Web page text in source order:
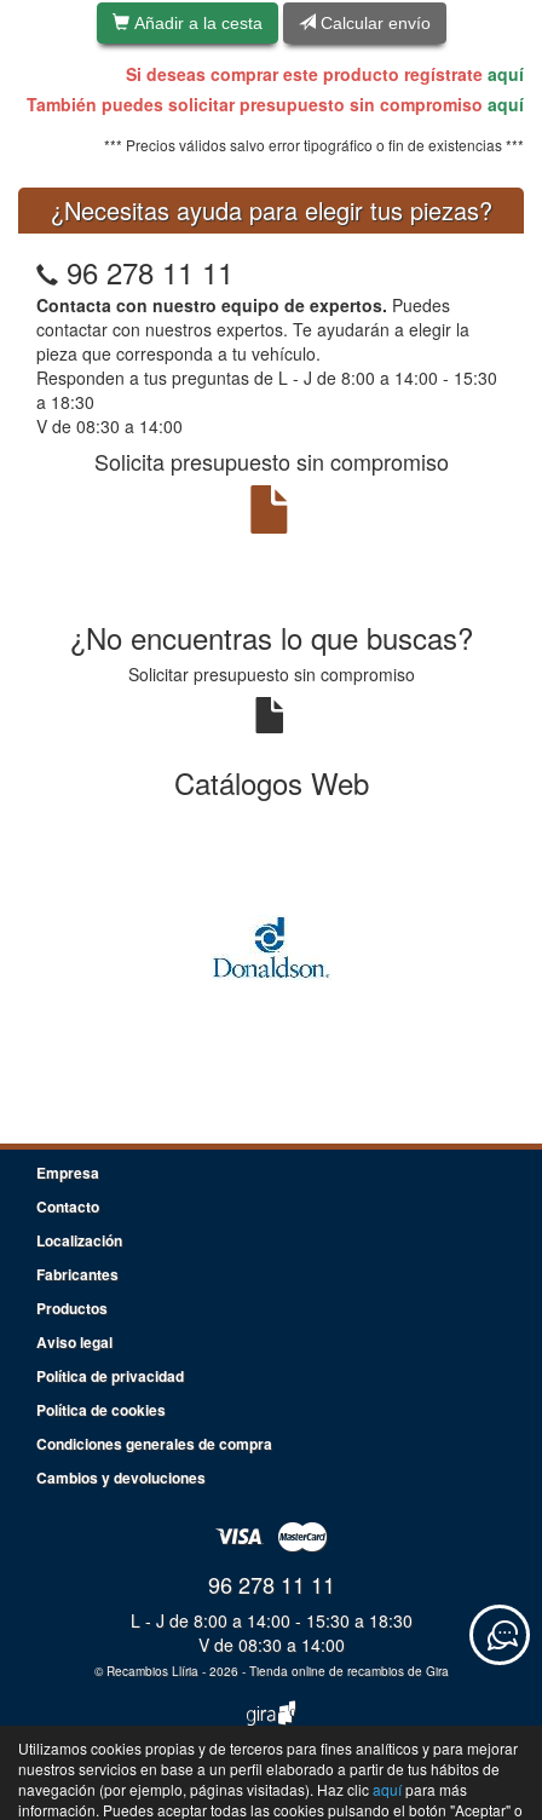
Añadir a la cesta Calcular envío
Si deseas comprar este producto regístrate aquí
También puedes solicitar presupuesto sin compromiso aquí
*** Precios válidos salvo error tipográfico o fin de existencias ***
¿Necesitas ayuda para elegir tus piezas?
96 278 11 11
Contacta con nuestro equipo de expertos. Puedes
contactar con nuestros expertos. Te ayudarán a elegir la
pieza que corresponda a tu vehículo.
Responden a tus preguntas de L - J de 8:00 a 14:00 - 15:30
a 18:30
V de 08:30 a 14:00
Solicita presupuesto sin compromiso
¿No encuentras lo que buscas?
Solicitar presupuesto sin compromiso
Catálogos Web
Empresa
Contacto
Localización
Fabricantes
Productos
Aviso legal
Política de privacidad
Política de cookies
Condiciones generales de compra
Cambios y devoluciones
96 278 11 11
L - J de 8:00 a 14:00 - 15:30 a 18:30
V de 08:30 a 14:00
© Recambios Llíria- 2026 - Tienda online de recambios de Gira
Utilizamos cookies propias y de terceros para fines analíticos y para mejorar
nuestros servicios en base a un perfil elaborado a partir de tus hábitos de
navegación (por ejemplo, páginas visitadas). Haz clicaquípara más
información. Puedes aceptar todas las cookies pulsando el botón "Aceptar" o